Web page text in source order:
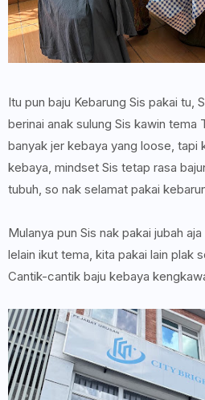
Itu pun baju Kebarung Sis pakai tu,
berinai anak sulung Sis kawin tema
banyak jer kebaya yang loose, tapi
kebaya, mindset Sis tetap rasa
tubuh, so nak selamat pakai
Mulanya pun Sis nak pakai jubah
lelain ikut tema, kita pakai lain plak
Cantik-cantik baju kebaya